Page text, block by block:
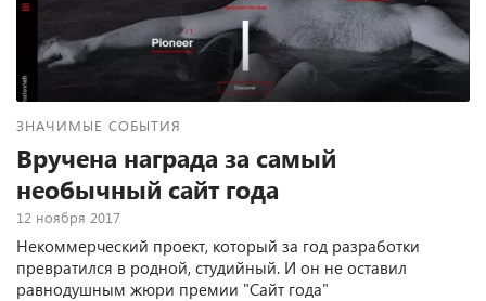
ЗНАЧИМЫЕ СОБЫТИЯ
Вручена награда за самый
необычный сайт года
12 ноября 2017
Некоммерческий проект, который за год разработки
превратился в родной, студийный. И он не оставил
равнодушным жюри премии "Сайт года"